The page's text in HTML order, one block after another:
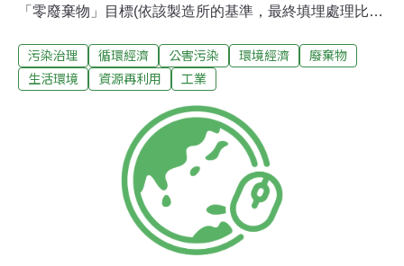
「零廢棄物」目標(依該製造所的基準，最終填埋處理比率
價資源販賣，提高收益。該製造所也被認定為2005年度縣
內的環保工廠。 該製造所設有銅板工廠和鋁押出工廠，年
低銅板工廠所產生之污泥的含水率，作為煉銅公司的原
料，或像是廢塑膠類作為水泥燃料等等。此外，廢棄物從
工廠搬運出來的作業也和擁有再資源化技術的中間處理業
者合作，藉此提高金屬回收率。2000年送出掩埋的廢棄物
有3340噸，到了2005年大幅減少為50噸。2005年度從該
製造所產出的16030噸廢棄物中，有2/3變成有價資源。廢
棄物相關的收支也從2003年的負9000萬日圓，轉變為
污染治理 循環經濟 公害污染 環境經濟
廢棄物
生活環境
資源再利用 工業